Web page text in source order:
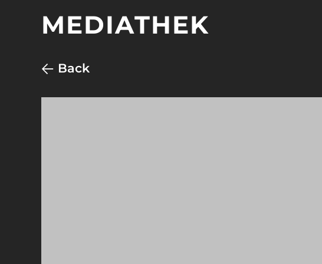
MEDIATHEK
Back